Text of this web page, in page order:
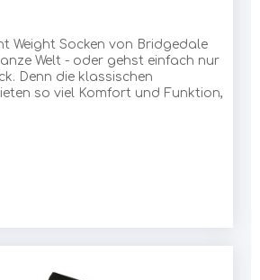
Weight Socken von Bridgedale
Welt - oder gehst einfach nur
Denn die klassischen
so viel Komfort und Funktion,